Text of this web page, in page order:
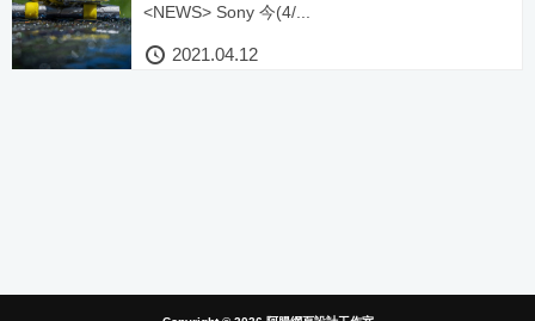
<NEWS> Sony 今(4/...
2021.04.12